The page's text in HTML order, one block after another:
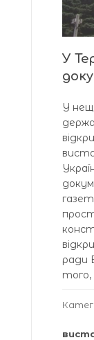
У
У
ради
того,